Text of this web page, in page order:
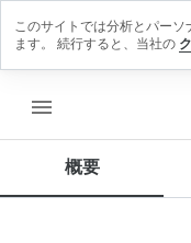
menu
概要
ューを
この
このサイトでは分析とパー
ます。 続行すると、当社の